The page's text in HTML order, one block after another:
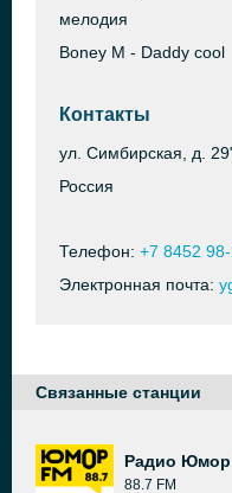
мелодия
Boney M - Daddy cool
Контакты
ул. Симбирская, д.
Россия
Телефон: +7 8452
Электронная почта:
Связанные станции
Радио Юмор
88.7 FM